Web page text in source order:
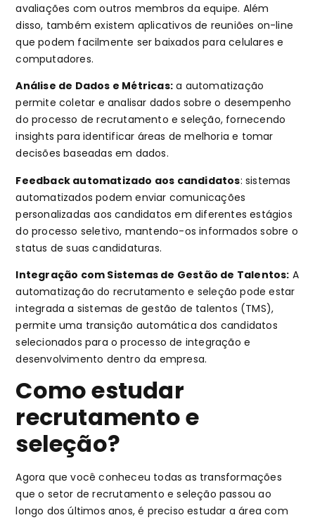
avaliações com outros membros da equipe. Além
disso, também existem aplicativos de reuniões on-line
que podem facilmente ser baixados para celulares e
computadores.
Análise de Dados e Métricas: a automatização
permite coletar e analisar dados sobre o desempenho
do processo de recrutamento e seleção, fornecendo
insights para identificar áreas de melhoria e tomar
decisões baseadas em dados.
Feedback automatizado aos candidatos: sistemas
automatizados podem enviar comunicações
personalizadas aos candidatos em diferentes estágios
do processo seletivo, mantendo-os informados sobre o
status de suas candidaturas.
Integração com Sistemas de Gestão de Talentos: A
automatização do recrutamento e seleção pode estar
integrada a sistemas de gestão de talentos (TMS),
permite uma transição automática dos candidatos
selecionados para o processo de integração e
desenvolvimento dentro da empresa.
Como estudar
recrutamento e
seleção?
Agora que você conheceu todas as transformações
que o setor de recrutamento e seleção passou ao
longo dos últimos anos, é preciso estudar a área com